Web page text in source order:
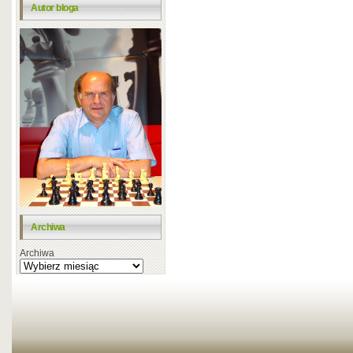
Autor bloga
Archiwa
Archiwa